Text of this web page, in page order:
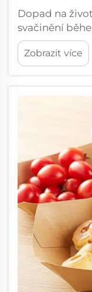
Dopad na
svačinění
vždy
popcornu,
svému filmu.
Zobrazit více